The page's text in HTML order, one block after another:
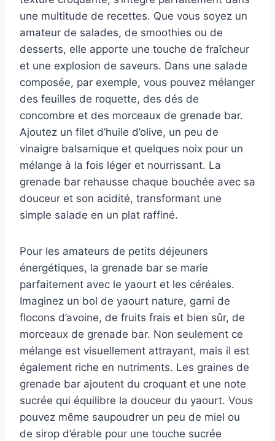
une multitude de recettes. Que vous soyez un
amateur de salades, de smoothies ou de
desserts, elle apporte une touche de fraîcheur
et une explosion de saveurs. Dans une salade
composée, par exemple, vous pouvez mélanger
des feuilles de roquette, des dés de
concombre et des morceaux de grenade bar.
Ajoutez un filet d’huile d’olive, un peu de
vinaigre balsamique et quelques noix pour un
mélange à la fois léger et nourrissant. La
grenade bar rehausse chaque bouchée avec sa
douceur et son acidité, transformant une
simple salade en un plat raffiné.
Pour les amateurs de petits déjeuners
énergétiques, la grenade bar se marie
parfaitement avec le yaourt et les céréales.
Imaginez un bol de yaourt nature, garni de
flocons d’avoine, de fruits frais et bien sûr, de
morceaux de grenade bar. Non seulement ce
mélange est visuellement attrayant, mais il est
également riche en nutriments. Les graines de
grenade bar ajoutent du croquant et une note
sucrée qui équilibre la douceur du yaourt. Vous
pouvez même saupoudrer un peu de miel ou
de sirop d’érable pour une touche sucrée